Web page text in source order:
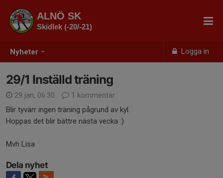
Nyheter Logga in
ALNÖ SK
Skidlek (-20/-21)
29/1 Inställd träning
29 jan, 06:30
1 kommentar
Blir tyvärr ingen träning pågrund av kyl.
Hoppas det blir bättre nästa vecka :)
Mvh Lisa
Dela nyhet